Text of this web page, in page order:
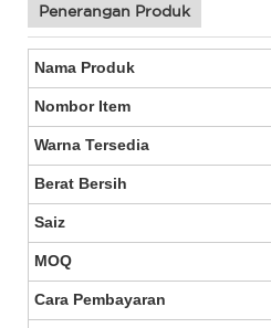
Penerangan Produk
Nama Produk
Nombor Item
Warna Tersedia
Berat Bersih
Saiz
MOQ
Cara Pembayaran